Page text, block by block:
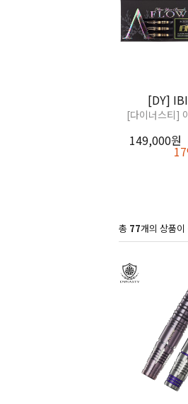
[DY]
[다이너스티]
149,000원
총 77개의 상품이